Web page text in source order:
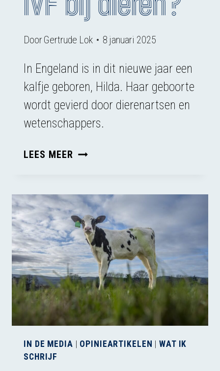
DoorGertrude Lok 8 januari 2025
In Engeland is in dit nieuwe jaar een
kalfje geboren, Hilda. Haar geboorte
wordt gevierd door dierenartsen en
wetenschappers.
LEES MEER HOE
IVF
BIJ
DIEREN?
IN DE MEDIA | OPINIEARTIKELEN | WAT IK
SCHRIJF